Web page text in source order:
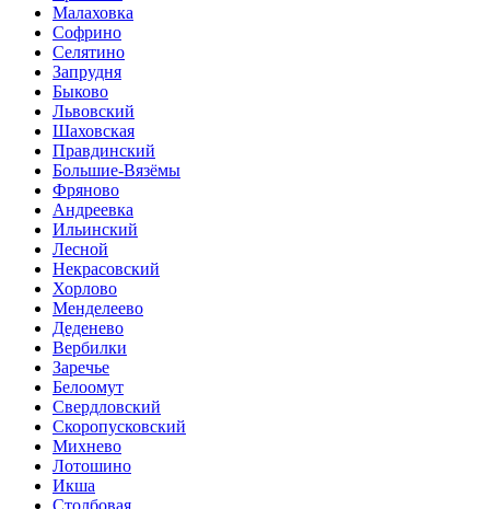
Малаховка
Софрино
Селятино
Запрудня
Быково
Львовский
Шаховская
Правдинский
Большие-Вязёмы
Фряново
Андреевка
Ильинский
Лесной
Некрасовский
Хорлово
Менделеево
Деденево
Вербилки
Заречье
Белоомут
Свердловский
Скоропусковский
Михнево
Лотошино
Икша
Столбовая